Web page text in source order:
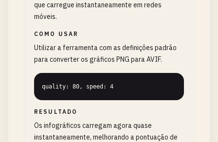
que carregue instantaneamente em redes
móveis.
COMO USAR
Utilizar a ferramenta com as definições padrão
para converter os gráficos PNG para AVIF.
quality: 80, speed: 4
RESULTADO
Os infográficos carregam agora quase
instantaneamente, melhorando a pontuação de